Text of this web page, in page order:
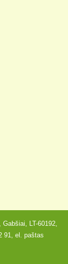
LT-60192,
91, el. paštas